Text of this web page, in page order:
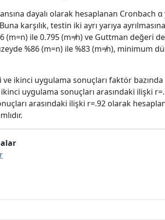
dayalı olarak hesaplanan Cronbach
karşılık, testin iki ayrı yarıya
(m=n) ile 0.795 (m≠n) ve Guttman değeri
%86 (m=n) ile %83 (m≠n), minimum
ikinci uygulama sonuçları faktör bazında
uygulama sonuçları arasındaki ilişki
arasındaki ilişki r=.92 olarak